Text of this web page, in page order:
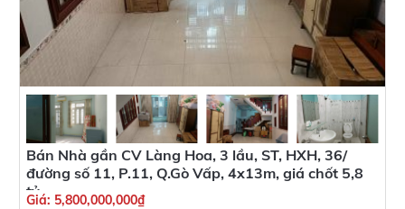
Bán Nhà gần CV Làng Hoa, 3 lầu, ST, HXH, 36/
đường số 11, P.11, Q.Gò Vấp, 4x13m, giá chốt 5,8
tỷ
Giá: 5,800,000,000₫